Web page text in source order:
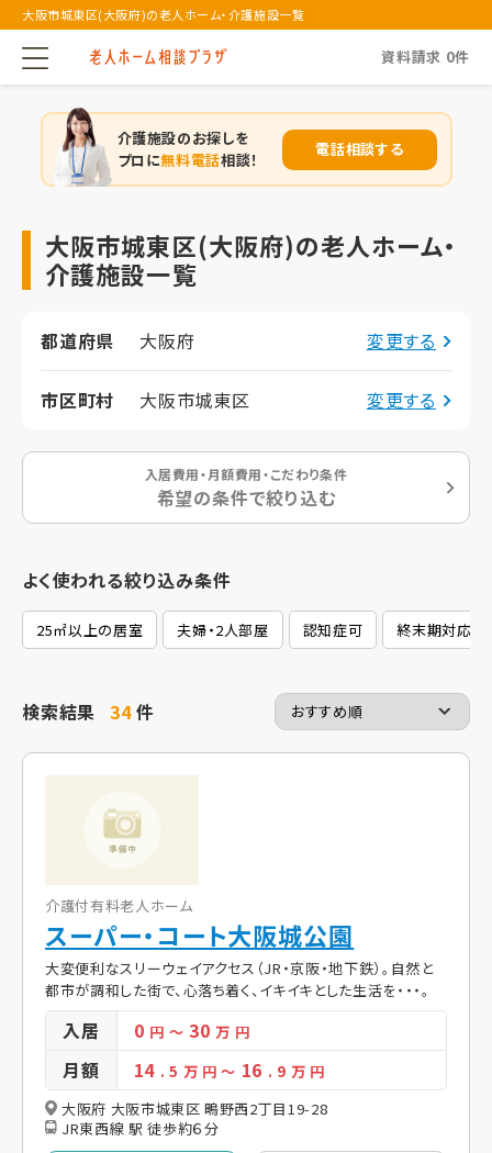
大阪市城東区(大阪府)の老人ホーム・介護施設一覧
資料請求 0件
介護施設のお探しを
プロに無料電話相談！
電話相談する
大阪市城東区(大阪府)の老人ホーム・
介護施設一覧
都道府県 大阪府 変更する
市区町村 大阪市城東区 変更する
入居費用・月額費用・こだわり条件
希望の条件で絞り込む
よく使われる絞り込み条件
25㎡以上の居室 夫婦・2人部屋 認知症可 終末期対応
検索結果 34件
介護付有料老人ホーム
スーパー・コート大阪城公園
大変便利なスリーウェイアクセス（JR・京阪・地下鉄）。自然と
都市が調和した街で、心落ち着く、イキイキとした生活を・・・。
入居 0 円 ～ 30万 円
月額 14 . 5 万 円～ 16 . 9 万 円
大阪府 大阪市城東区 鴫野西2丁目19-28
JR東西線 駅 徒歩約６分